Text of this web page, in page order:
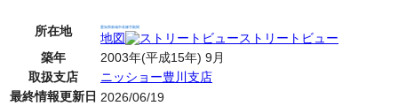
所在地 愛知県新城市長篠字殿関
地図
ストリートビュー
築年
2003年(平成15年) 9月
取扱支店
ニッショー豊川支店
最終情報更新日 2026/06/19